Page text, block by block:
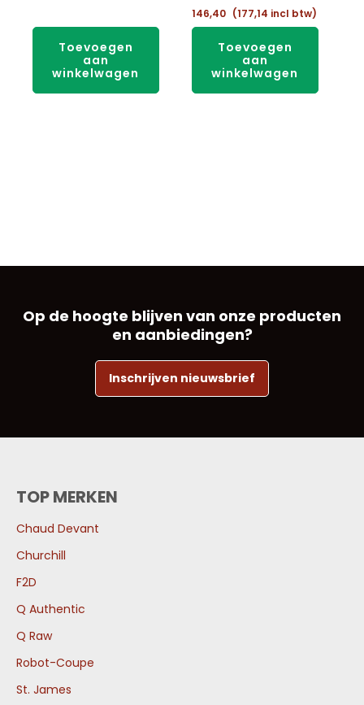
Toevoegen
aan
winkelwagen
146,40 (177,14 incl btw)
Toevoegen
aan
winkelwagen
Op de hoogte blijven van onze producten
en aanbiedingen?
Inschrijven nieuwsbrief
TOP MERKEN
Chaud Devant
Churchill
F2D
Q Authentic
Q Raw
Robot-Coupe
St. James